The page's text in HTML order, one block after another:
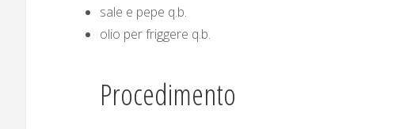
sale e pepe q.b.
olio per friggere q.b.
Procedimento